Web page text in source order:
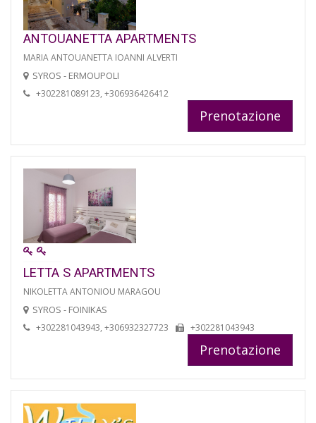
ANTOUANETTA APARTMENTS
MARIA ANTOUANETTA IOANNI ALVERTI
SYROS - ERMOUPOLI
+302281089123, +306936426412
Prenotazione
LETTA S APARTMENTS
NIKOLETTA ANTONIOU MARAGOU
SYROS - FOINIKAS
+302281043943, +306932327723 +302281043943
Prenotazione